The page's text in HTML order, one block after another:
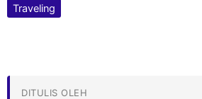
Traveling
DITULIS OLEH